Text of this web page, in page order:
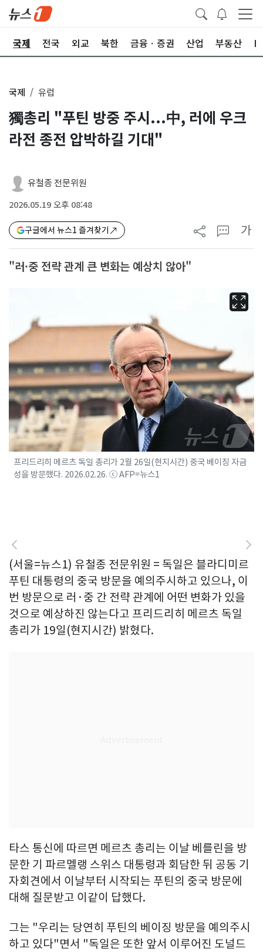
국제 전국 외교 북한 금융ㆍ증권 산업 부동산
국제 유럽
獨총리 "푸틴 방중 주시...中, 러에 우크
라전 종전 압박하길 기대"
유철종 전문위원
2026.05.19 오후 08:48
구글에서 뉴스1 즐겨찾기 가
"러·중 전략 관계 큰 변화는 예상치 않아"
프리드리히 메르츠 독일 총리가 2월 26일(현지시간) 중국 베이징 자금
성을 방문했다. 2026.02.26. ⓒ AFP=뉴스1
(서울=뉴스1) 유철종 전문위원 = 독일은 블라디미르
푸틴 대통령의 중국 방문을 예의주시하고 있으나, 이
번 방문으로 러·중 간 전략 관계에 어떤 변화가 있을
것으로 예상하진 않는다고 프리드리히 메르츠 독일
총리가 19일(현지시간) 밝혔다.
타스 통신에 따르면 메르츠 총리는 이날 베를린을 방
문한 기 파르멜랭 스위스 대통령과 회담한 뒤 공동 기
자회견에서 이날부터 시작되는 푸틴의 중국 방문에
대해 질문받고 이같이 답했다.
그는 "우리는 당연히 푸틴의 베이징 방문을 예의주시
하고 있다"면서 "독일은 또한 앞서 이루어진 도널드